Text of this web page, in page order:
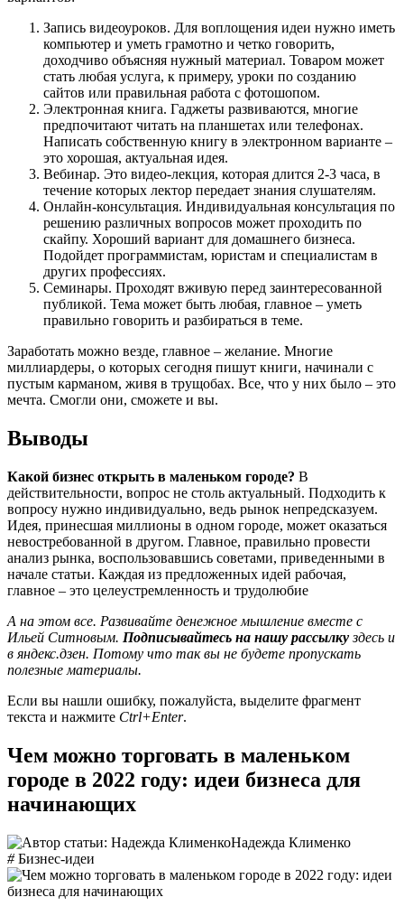
Запись видеоуроков. Для воплощения идеи нужно иметь
компьютер и уметь грамотно и четко говорить,
доходчиво объясняя нужный материал. Товаром может
стать любая услуга, к примеру, уроки по созданию
сайтов или правильная работа с фотошопом.
Электронная книга. Гаджеты развиваются, многие
предпочитают читать на планшетах или телефонах.
Написать собственную книгу в электронном варианте –
это хорошая, актуальная идея.
Вебинар. Это видео-лекция, которая длится 2-3 часа, в
течение которых лектор передает знания слушателям.
Онлайн-консультация. Индивидуальная консультация по
решению различных вопросов может проходить по
скайпу. Хороший вариант для домашнего бизнеса.
Подойдет программистам, юристам и специалистам в
других профессиях.
Семинары. Проходят вживую перед заинтересованной
публикой. Тема может быть любая, главное – уметь
правильно говорить и разбираться в теме.
Заработать можно везде, главное – желание. Многие
миллиардеры, о которых сегодня пишут книги, начинали с
пустым карманом, живя в трущобах. Все, что у них было – это
мечта. Смогли они, сможете и вы.
Выводы
Какой бизнес открыть в маленьком городе? В
действительности, вопрос не столь актуальный. Подходить к
вопросу нужно индивидуально, ведь рынок непредсказуем.
Идея, принесшая миллионы в одном городе, может оказаться
невостребованной в другом. Главное, правильно провести
анализ рынка, воспользовавшись советами, приведенными в
начале статьи. Каждая из предложенных идей рабочая,
главное – это целеустремленность и трудолюбие
А на этом все. Развивайте денежное мышление вместе с
Ильей Ситновым. Подписывайтесь на нашу рассылкуздесь и
в яндекс.дзен. Потому что так вы не будете пропускать
полезные материалы.
Если вы нашли ошибку, пожалуйста, выделите фрагмент
текста и нажмите Ctrl+Enter.
Чем можно торговать в маленьком
городе в 2022 году: идеи бизнеса для
начинающих
Надежда Клименко
#Бизнес-идеи